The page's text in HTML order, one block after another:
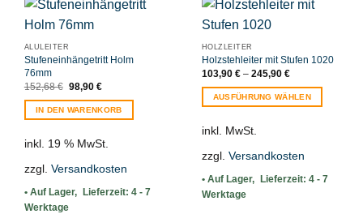
ALULEITER
Stufeneinhängetritt Holm
76mm
152,68€ Ursprünglicher
war:
152,68 €
98,90 €Aktueller
ist:
98,90 €.
IN DEN WARENKORB
inkl. 19 % MwSt.
zzgl. Versandkosten
Lieferzeit: 4 - 7
Werktage
HOLZLEITER
Holzstehleiter mit Stufen 1020
103,90 €– 245,90 €
AUSFÜHRUNG WÄHLEN
Produkt
mehrere
Varianten
auf.
inkl. MwSt.
zzgl. Versandkosten
Lieferzeit: 4 - 7
Werktage